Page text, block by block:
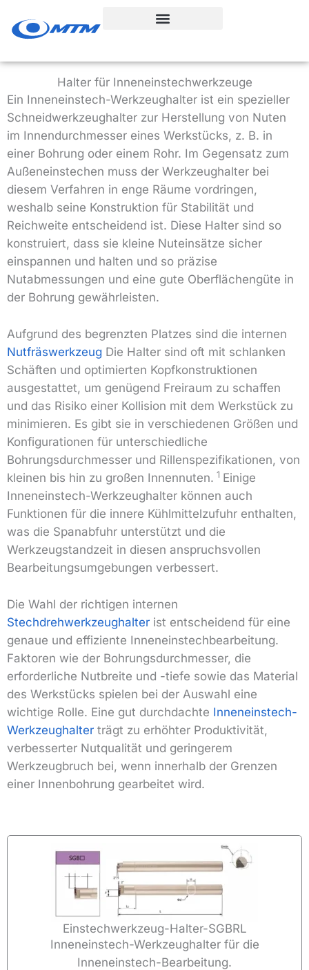
Inhalt
Halter für Inneneinstechwerkzeuge
Ein Inneneinstech-Werkzeughalter ist ein spezieller
Schneidwerkzeughalter zur Herstellung von Nuten
im Innendurchmesser eines Werkstücks, z. B. in
einer Bohrung oder einem Rohr. Im Gegensatz zum
Außeneinstechen muss der Werkzeughalter bei
diesem Verfahren in enge Räume vordringen,
weshalb seine Konstruktion für Stabilität und
Reichweite entscheidend ist. Diese Halter sind so
konstruiert, dass sie kleine Nuteinsätze sicher
einspannen und halten und so präzise
Nutabmessungen und eine gute Oberflächengüte in
der Bohrung gewährleisten.
Aufgrund des begrenzten Platzes sind die internen
Nutfräswerkzeug Die Halter sind oft mit schlanken
Schäften und optimierten Kopfkonstruktionen
ausgestattet, um genügend Freiraum zu schaffen
und das Risiko einer Kollision mit dem Werkstück zu
minimieren. Es gibt sie in verschiedenen Größen und
Konfigurationen für unterschiedliche
Bohrungsdurchmesser und Rillenspezifikationen, von
kleinen bis hin zu großen Innennuten. 1 Einige
Inneneinstech-Werkzeughalter können auch
Funktionen für die innere Kühlmittelzufuhr enthalten,
was die Spanabfuhr unterstützt und die
Werkzeugstandzeit in diesen anspruchsvollen
Bearbeitungsumgebungen verbessert.
Die Wahl der richtigen internen
Stechdrehwerkzeughalter ist entscheidend für eine
genaue und effiziente Inneneinstechbearbeitung.
Faktoren wie der Bohrungsdurchmesser, die
erforderliche Nutbreite und -tiefe sowie das Material
des Werkstücks spielen bei der Auswahl eine
wichtige Rolle. Eine gut durchdachte Inneneinstech-
Werkzeughalter trägt zu erhöhter Produktivität,
verbesserter Nutqualität und geringerem
Werkzeugbruch bei, wenn innerhalb der Grenzen
einer Innenbohrung gearbeitet wird.
Einstechwerkzeug-Halter-SGBRL
Inneneinstech-Werkzeughalter für die
Inneneinstech-Bearbeitung.